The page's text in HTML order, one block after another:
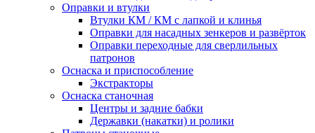
Оправки и втулки
Втулки КМ / КМ с лапкой и клинья
Оправки для насадных зенкеров и развёрток
Оправки переходные для сверлильных
патронов
Оснаска и приспособление
Экстракторы
Оснаска станочная
Центры и задние бабки
Державки (накатки) и ролики